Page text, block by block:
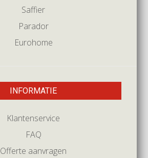
Saffier
Parador
Eurohome
INFORMATIE
Klantenservice
FAQ
Offerte aanvragen